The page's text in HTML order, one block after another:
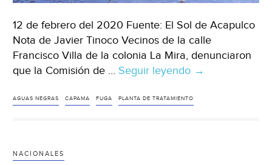
12 de febrero del 2020 Fuente: El Sol de Acapulco
Nota de Javier Tinoco Vecinos de la calle
Francisco Villa de la colonia La Mira, denunciaron
que la Comisión de … Seguir leyendo Guerrero:
→
AGUAS NEGRAS CAPAMA FUGA PLANTA DE TRATAMIENTO
NACIONALES